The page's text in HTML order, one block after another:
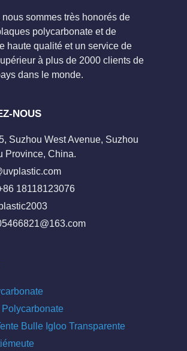
nous sommes très honorés de
polycarbonate et de
haute qualité et un service de
à plus de 2000 clients de
dans le monde.
NOUS
Suzhou West Avenue, Suzhou
Province, China.
18118123076
Bulle Igloo Transparente